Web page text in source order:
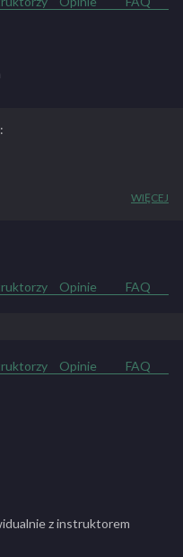
WIĘCEJ
Opinie FAQ
Opinie FAQ
z instruktorem